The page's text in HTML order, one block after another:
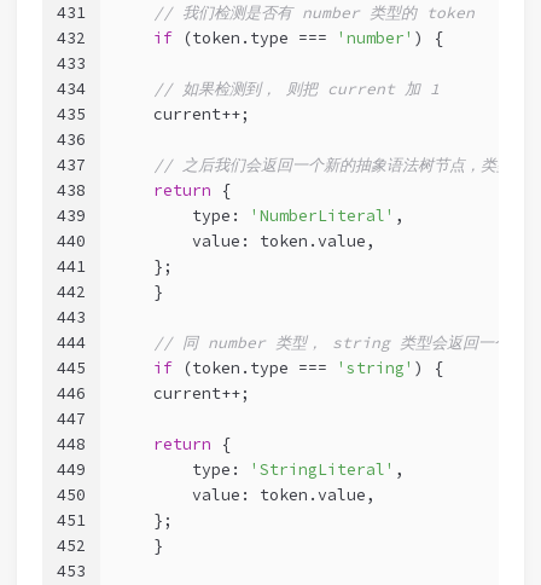
431
432
433
434
435
436
437
438
439
440
441
442
443
444
445
446
447
448
449
450
451
452
453
// 我们检测是否有 number 类型的 token
if (token.type === 'number' ) {
// 如果检测到， 则把 current 加 1
    current++;
// 之后我们会返回一个新的抽象语法树节点，类
return {
        type:
'NumberLiteral' ,
        value: token.value,
    };
    }
// 同 number 类型， string 类型会返回一个类
if (token.type === 'string' ) {
    current++;
return {
        type:
'StringLiteral' ,
        value: token.value,
    };
    }